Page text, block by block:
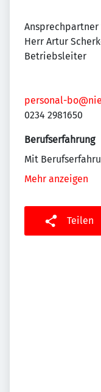
Ansprechpartner
Herr Artur
Betriebsleiter
personal-
0234 2981650
Berufserfahrung
Mit
Mehr anzeigen
Teilen